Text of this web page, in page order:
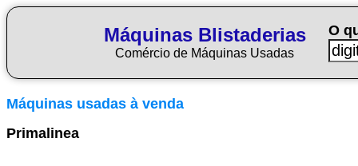
Máquinas Blistaderias
Comércio de Máquinas Usadas
O
Máquinas usadas à venda
Primalinea